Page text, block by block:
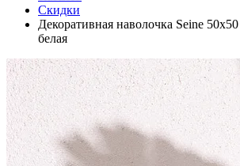
Скидки
Декоративная наволочка Seine
белая